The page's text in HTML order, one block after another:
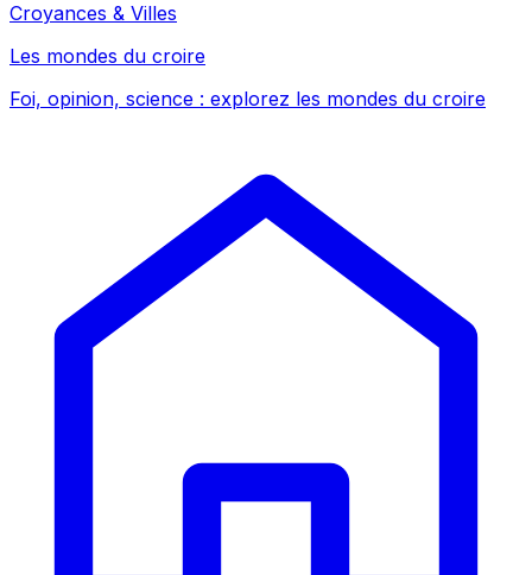
Croyances & Villes
Les mondes du croire
Foi, opinion, science : explorez les mondes du croire